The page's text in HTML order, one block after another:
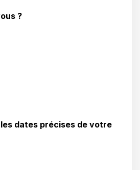
?
dates précises de votre